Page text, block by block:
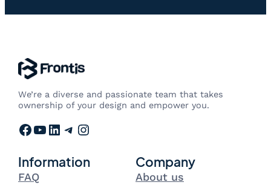
We’re a diverse and passionate team that takes
ownership of your design and empower you.
Facebook YouTube LinkedIn Telegram Instagram
Information
FAQ
Company
About us